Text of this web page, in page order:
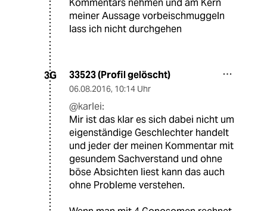
Kommentars nehmen und am Kern
meiner Aussage vorbeischmuggeln
lass ich nicht durchgehen
3G 33523 (Profil gelöscht)
06.08.2016, 10:14 Uhr
@karlei:
Mir ist das klar es sich dabei nicht um
eigenständige Geschlechter handelt
und jeder der meinen Kommentar mit
gesundem Sachverstand und ohne
böse Absichten liest kann das auch
ohne Probleme verstehen.